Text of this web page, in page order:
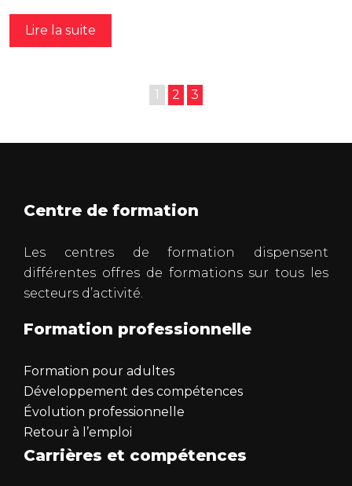
Lire la suite
1 2 3
Centre de formation
Les centres de formation dispensent
différentes offres de formations sur tous les
secteurs d’activité.
Formation professionnelle
Formation pour adultes
Développement des compétences
Évolution professionnelle
Retour à l’emploi
Carrières et compétences